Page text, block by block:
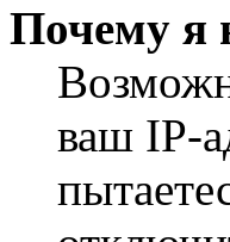
Почему я
ваш IP-